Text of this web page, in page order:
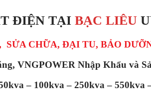
ĐIỆN TẠI BẠC LIÊU
SỬA CHỮA, ĐẠI TU, BẢO
VNGPOWER Nhập Khẩu và
– 100kva – 250kva – 550kva